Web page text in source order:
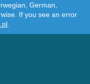
German,
If you see an error